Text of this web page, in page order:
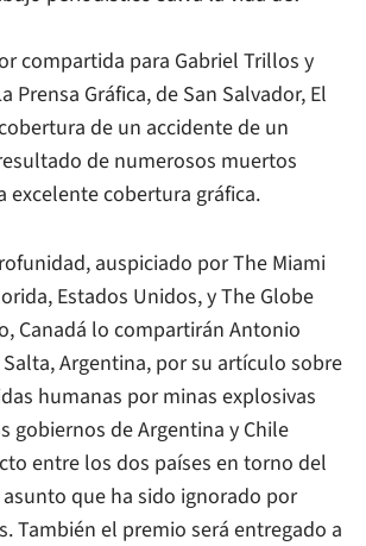
compartida para Gabriel Trillos y
Prensa Gráfica, de San Salvador, El
de un accidente de un
de numerosos muertos
excelente cobertura gráfica.
auspiciado por The Miami
Estados Unidos, y The Globe
Canadá lo compartirán Antonio
Argentina, por su artículo sobre
humanas por minas explosivas
gobiernos de Argentina y Chile
entre los dos países en torno del
que ha sido ignorado por
También el premio será entregado a